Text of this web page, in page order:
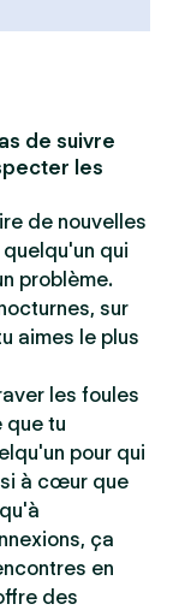
de suivre
les
de nouvelles
qui
problème.
sur
aimes le plus
les foules
que tu
pour qui
à cœur que
ça
en
des